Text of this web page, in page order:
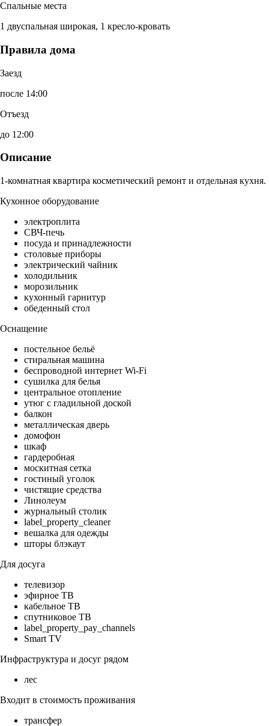
Спальные места
1 двуспальная широкая, 1 кресло-кровать
Правила дома
Заезд
после 14:00
Отъезд
до 12:00
Описание
1-комнатная квартира косметический ремонт и отдельная кухня.
Кухонное оборудование
электроплита
СВЧ-печь
посуда и принадлежности
столовые приборы
электрический чайник
холодильник
морозильник
кухонный гарнитур
обеденный стол
Оснащение
постельное бельё
стиральная машина
беспроводной интернет Wi-Fi
сушилка для белья
центральное отопление
утюг с гладильной доской
балкон
металлическая дверь
домофон
шкаф
гардеробная
москитная сетка
гостиный уголок
чистящие средства
Линолеум
журнальный столик
label_property_cleaner
вешалка для одежды
шторы блэкаут
Для досуга
телевизор
эфирное ТВ
кабельное ТВ
спутниковое ТВ
label_property_pay_channels
Smart TV
Инфраструктура и досуг рядом
лес
Входит в стоимость проживания
трансфер